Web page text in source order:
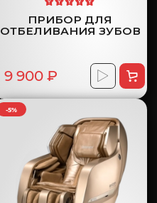
ПРИБОР ДЛЯ
ОТБЕЛИВАНИЯ ЗУБОВ
9 900 ₽
-5%